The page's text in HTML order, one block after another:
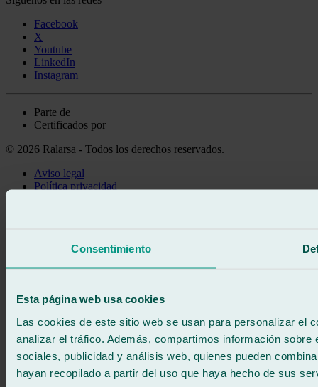
Consentimiento
Esta página web usa cookies
Las cookies de este sitio web se usan para personalizar el
analizar el tráfico. Además, compartimos información
sociales, publicidad y análisis web, quienes pueden
hayan recopilado a partir del uso que haya hecho de sus
Facebook
X
Youtube
LinkedIn
Instagram
Parte de
Certificados por
© 2026 Ralarsa - Todos los derechos reservados.
Aviso legal
Política privacidad
900 333 733